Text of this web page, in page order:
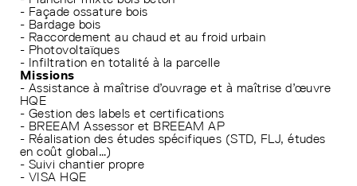
- Façade ossature bois
- Bardage bois
- Raccordement au chaud et au froid urbain
- Photovoltaïques
- Infiltration en totalité à la parcelle
Missions
- Assistance à maîtrise d’ouvrage et à maîtrise d’œuvre
HQE
- Gestion des labels et certifications
- BREEAM Assessor et BREEAM AP
- Réalisation des études spécifiques (STD, FLJ, études
en coût global…)
- Suivi chantier propre
- VISA HQE